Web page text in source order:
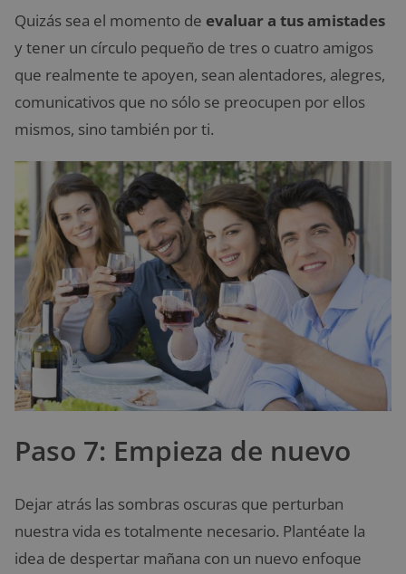
Quizás sea el momento de evaluar a tus amistades
y tener un círculo pequeño de tres o cuatro amigos
que realmente te apoyen, sean alentadores, alegres,
comunicativos que no sólo se preocupen por ellos
mismos, sino también por ti.
Paso 7: Empieza de nuevo
Dejar atrás las sombras oscuras que perturban
nuestra vida es totalmente necesario. Plantéate la
idea de despertar mañana con un nuevo enfoque